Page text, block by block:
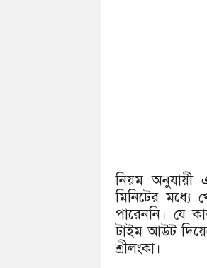
নিয়ম অনুযায়ী
মিনিটের মধ্যে
পারেননি। যে
টাইম আউট
শ্রীলংকা।